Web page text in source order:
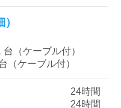
日産ディーラーを表示
台
（ケーブル付）
（ケーブル付）
24時間
24時間